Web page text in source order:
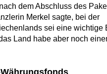
dem Abschluss des
Merkel sagte, bei der
sei eine wichtige
Land habe aber noch